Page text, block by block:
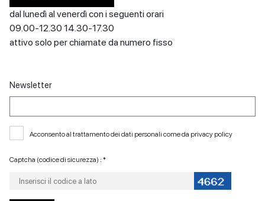
dal lunedì al venerdì con i seguenti orari
09.00-12.30 14.30-17.30
attivo solo per chiamate da numero fisso
Newsletter
Acconsento al trattamento dei dati personali come da privacy policy
Captcha (codice di sicurezza) : *